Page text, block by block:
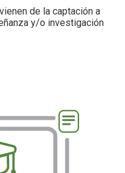
de la captación a
y/o investigación